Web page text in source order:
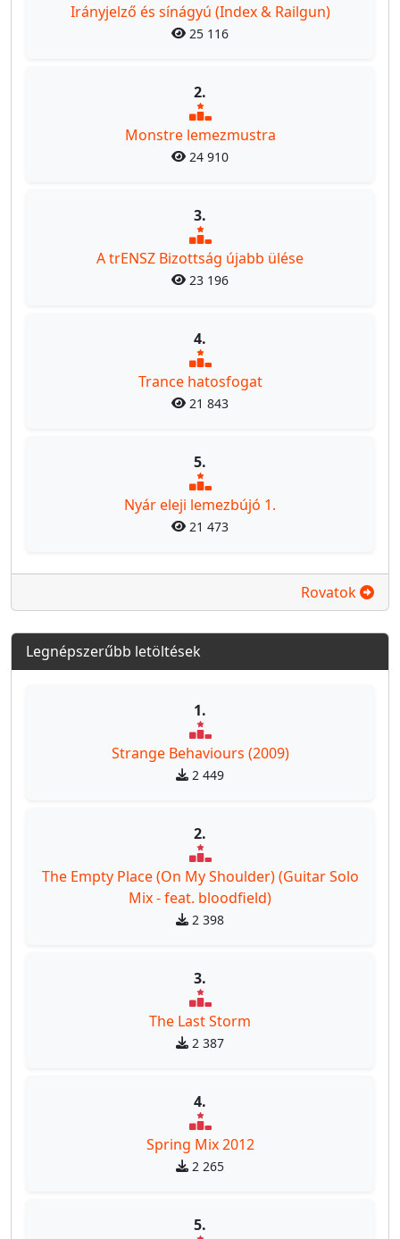
Irányjelző és sínágyú (Index & Railgun)
25 116
2.
Monstre lemezmustra
24 910
3.
A trENSZ Bizottság újabb ülése
23 196
4.
Trance hatosfogat
21 843
5.
Nyár eleji lemezbújó 1.
21 473
Rovatok
Legnépszerűbb letöltések
1.
Strange Behaviours (2009)
2 449
2.
The Empty Place (On My Shoulder) (Guitar Solo
Mix - feat. bloodfield)
2 398
3.
The Last Storm
2 387
4.
Spring Mix 2012
2 265
5.